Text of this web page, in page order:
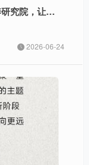
重磅成立｜仙乐健康WelMax循证营养研究院，让科学投入变产品竞争力
2026-06-24